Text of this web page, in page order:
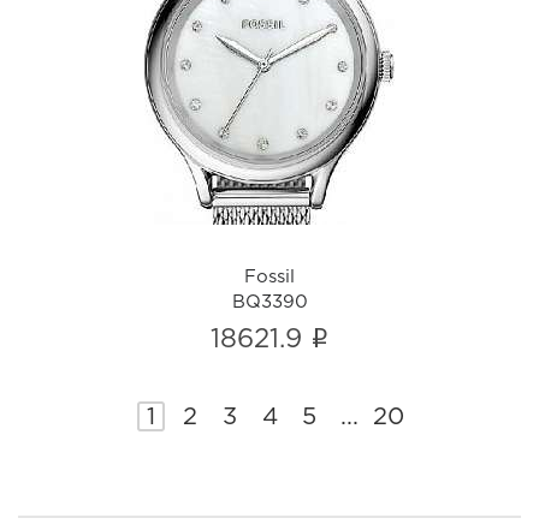
Fossil
BQ3390
i
Fossil
BQ3390
18621.9 i
1 2 3 4 5 20